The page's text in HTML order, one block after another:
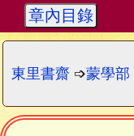
章內目錄
東里書齋 ➩蒙學部